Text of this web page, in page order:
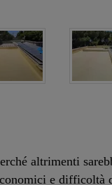
altrimenti
e